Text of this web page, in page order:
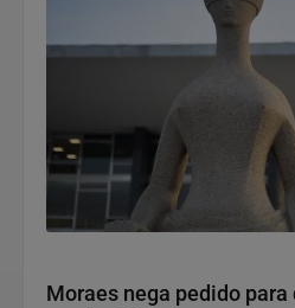
Moraes nega pedido